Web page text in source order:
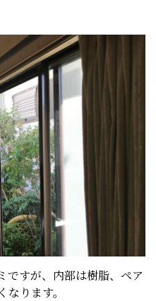
ですが、内部は樹脂、ペア
ります。